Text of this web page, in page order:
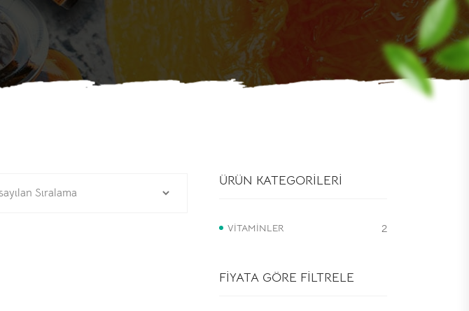
ÜRÜN KATEGORILERI
VITAMINLER 2
FIYATA GÖRE FILTRELE